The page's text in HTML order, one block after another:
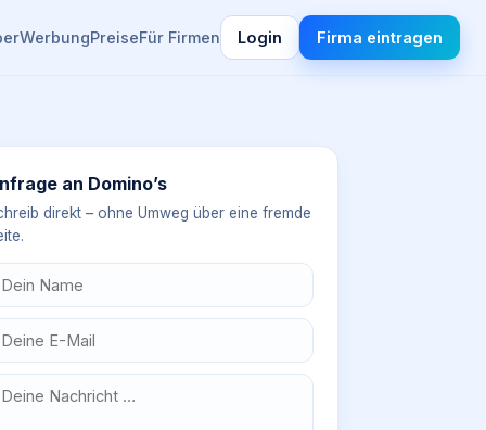
WerbungPreiseFür Firmen Login Firma eintragen
an Domino’s
direkt – ohne Umweg über eine fremde